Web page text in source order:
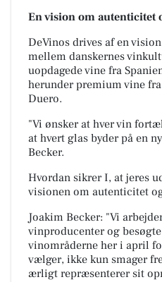
En vision om autenticitet
DeVinos drives af en
mellem danskernes
uopdagede vine fra
herunder premium vine
Duero.
"Vi ønsker at hver vin
at hvert glas byderpå en
Becker.
Hvordan sikrer I, at jeres
visionen om autenticitet
Joakim Becker: "Vi
vinproducenter og
vinområderne her i april
vælger, ikke kun smager
ærligt repræsenterer sit